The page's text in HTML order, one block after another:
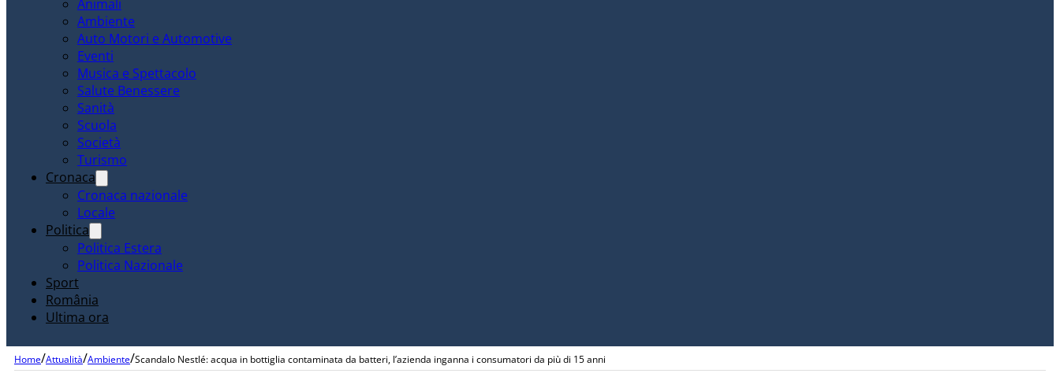
Animali
Ambiente
Auto Motori e Automotive
Eventi
Musica e Spettacolo
Salute Benessere
Sanità
Scuola
Società
Turismo
Cronaca
Cronaca nazionale
Locale
Politica
Politica Estera
Politica Nazionale
Sport
România
Ultima ora
Home/Attualità/Ambiente/Scandalo Nestlé: acqua in bottiglia contaminata da batteri, l’azienda inganna i consumatori da più di 15 anni